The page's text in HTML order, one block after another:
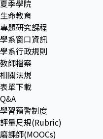
夏季學院
生命教育
專題研究課程
學系窗口資訊
學系行政規則
教師檔案
相關法規
表單下載
Q&A
學習預警制度
評量尺規(Rubric)
磨課師(MOOCs)